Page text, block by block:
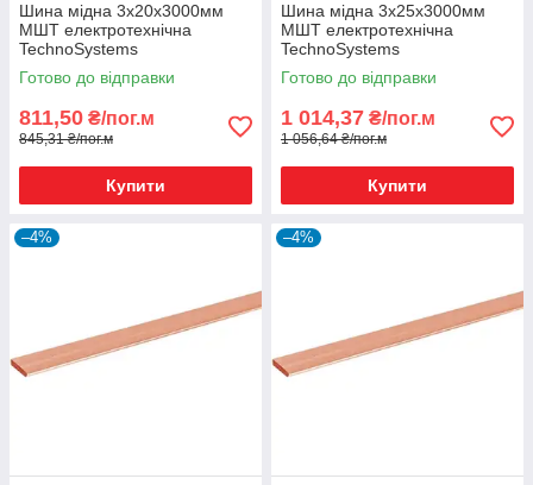
Шина мідна 3х20х3000мм
МШТ електротехнічна
TechnoSystems
Готово до відправки
811,50 ₴/пог.м
845,31 ₴/пог.м
Купити
Шина мідна 3х25х3000мм
МШТ електротехнічна
TechnoSystems
Готово до відправки
1 014,37 ₴/пог.м
1 056,64 ₴/пог.м
Купити
–4% –4%